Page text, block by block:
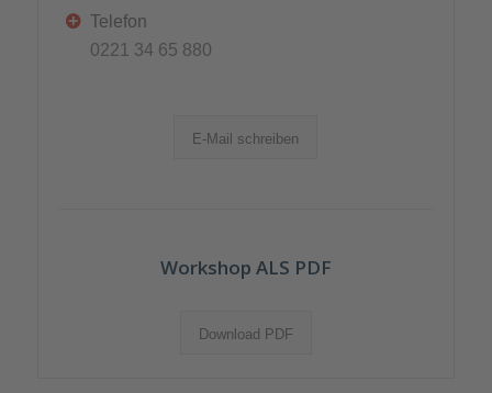
Telefon
0221 34 65 880
E-Mail schreiben
Workshop ALS PDF
Download PDF